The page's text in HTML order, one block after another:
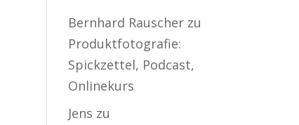
Bernhard Rauscher zu
Produktfotografie:
Spickzettel, Podcast,
Onlinekurs
Jens zu